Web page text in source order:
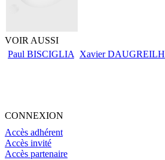
VOIR AUSSI
Paul BISCIGLIA
Xavier DAUGREILH
CONNEXION
Accès adhérent
Accès invité
Accès partenaire